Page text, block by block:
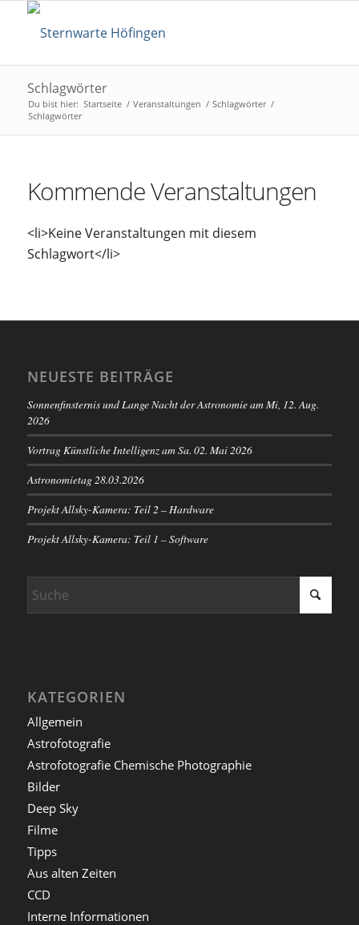
Schlagwörter
Du bist hier: Startseite / Veranstaltungen / Schlagwörter /
Schlagwörter
Kommende Veranstaltungen
<li>Keine Veranstaltungen mit diesem
Schlagwort</li>
NEUESTE BEITRÄGE
Sonnenfinsternis und Lange Nacht der Astronomie am Mi, 12. Aug.
2026
Vortrag Künstliche Intelligenz am Sa. 02. Mai 2026
Astronomietag 28.03.2026
Projekt Allsky-Kamera: Teil 2 – Hardware
Projekt Allsky-Kamera: Teil 1 – Software
KATEGORIEN
Allgemein
Astrofotografie
Astrofotografie Chemische Photographie
Bilder
Deep Sky
Filme
Tipps
Aus alten Zeiten
CCD
Interne Informationen